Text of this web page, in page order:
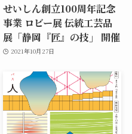
せいしん創立100周年記念
事業 ロビー展 伝統工芸品
展「静岡『匠』の技」 開催
2021年10月27日